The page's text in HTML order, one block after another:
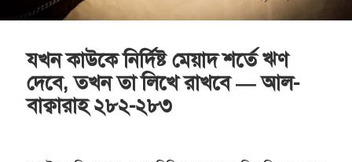
যখন কাউকে নির্দিষ্ট মেয়াদ শর্তে ঋণ
দেবে, তখন তা লিখে রাখবে — আল-
বাক্বারাহ ২৮২-২৮৩